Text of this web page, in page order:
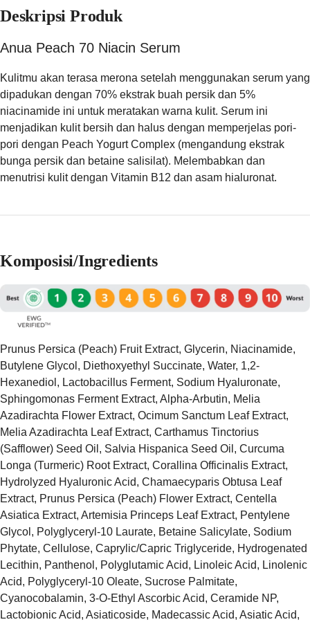
Deskripsi Produk
Anua Peach 70 Niacin Serum
Kulitmu akan terasa merona setelah menggunakan serum yang
dipadukan dengan 70% ekstrak buah persik dan 5%
niacinamide ini untuk meratakan warna kulit. Serum ini
menjadikan kulit bersih dan halus dengan memperjelas pori-
pori dengan Peach Yogurt Complex (mengandung ekstrak
bunga persik dan betaine salisilat). Melembabkan dan
menutrisi kulit dengan Vitamin B12 dan asam hialuronat.
Komposisi/Ingredients
Prunus Persica (Peach) Fruit Extract, Glycerin, Niacinamide,
Butylene Glycol, Diethoxyethyl Succinate, Water, 1,2-
Hexanediol, Lactobacillus Ferment, Sodium Hyaluronate,
Sphingomonas Ferment Extract, Alpha-Arbutin, Melia
Azadirachta Flower Extract, Ocimum Sanctum Leaf Extract,
Melia Azadirachta Leaf Extract, Carthamus Tinctorius
(Safflower) Seed Oil, Salvia Hispanica Seed Oil, Curcuma
Longa (Turmeric) Root Extract, Corallina Officinalis Extract,
Hydrolyzed Hyaluronic Acid, Chamaecyparis Obtusa Leaf
Extract, Prunus Persica (Peach) Flower Extract, Centella
Asiatica Extract, Artemisia Princeps Leaf Extract, Pentylene
Glycol, Polyglyceryl-10 Laurate, Betaine Salicylate, Sodium
Phytate, Cellulose, Caprylic/Capric Triglyceride, Hydrogenated
Lecithin, Panthenol, Polyglutamic Acid, Linoleic Acid, Linolenic
Acid, Polyglyceryl-10 Oleate, Sucrose Palmitate,
Cyanocobalamin, 3-O-Ethyl Ascorbic Acid, Ceramide NP,
Lactobionic Acid, Asiaticoside, Madecassic Acid, Asiatic Acid,